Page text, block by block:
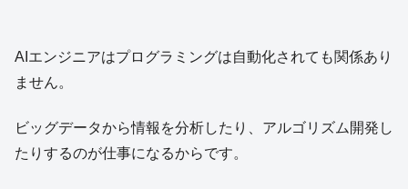
AIエンジニアはプログラミングは自動化されても関係あり
ません。
ビッグデータから情報を分析したり、アルゴリズム開発し
たりするのが仕事になるからです。